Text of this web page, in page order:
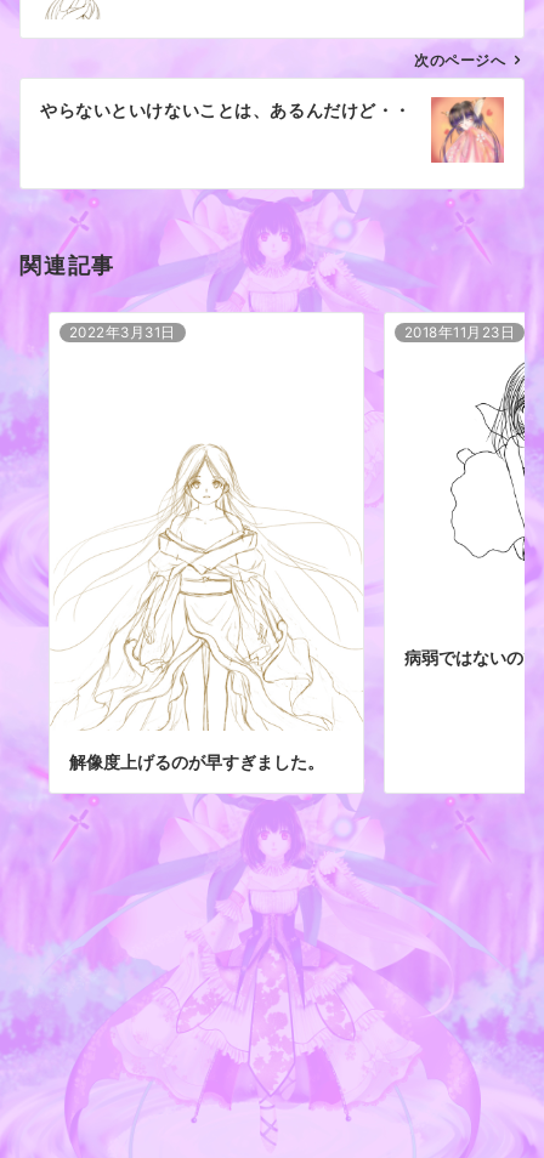
ン
次のページへ
やらないといけないことは、あるんだけど・・
関連記事
2022年3月31日
解像度上げるのが早すぎました。
2018年11月23日
病弱ではないの